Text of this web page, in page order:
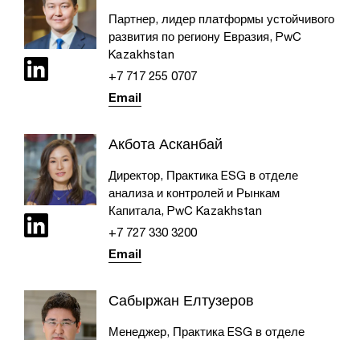
Партнер, лидер платформы устойчивого
развития по региону Евразия, PwC
Kazakhstan
+7 717 255 0707​
Email
Акбота Асканбай
Директор, Практика ESG в отделе
анализа и контролей и Рынкам
Капитала, PwC Kazakhstan
+7 727 330 3200
Email
Сабыржан Елтузеров
Менеджер, Практика ESG в отделе